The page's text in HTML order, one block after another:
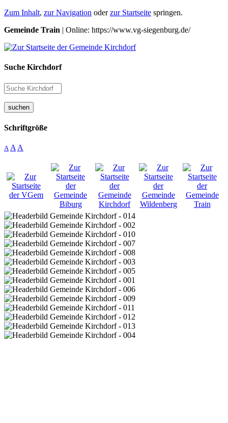
Zum Inhalt, zur Navigation oderzur Startseite springen.
Gemeinde Train | Online: https://www.vg-siegenburg.de/
Suche Kirchdorf
suchen
Schriftgröße
A A A